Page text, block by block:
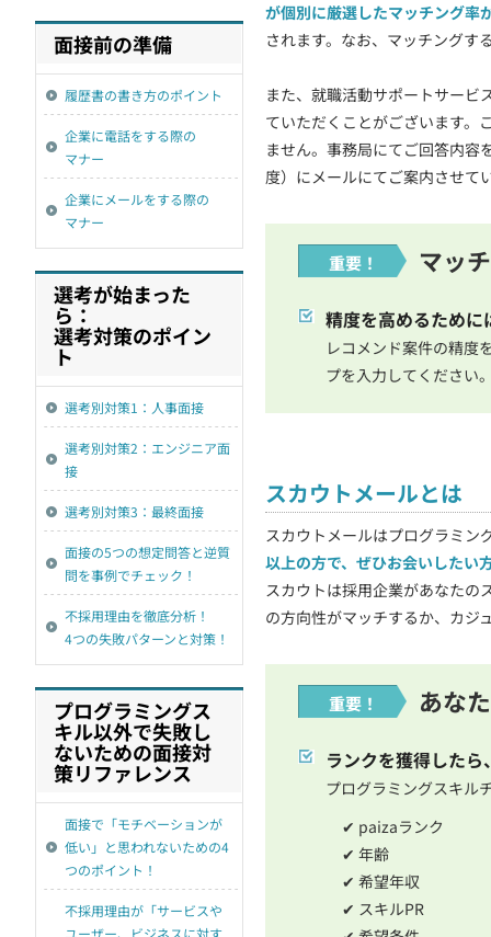
が個別に厳選したマッチング率
されます。なお、マッチングす
また、就職活動サポートサービ
ていただくことがございます。
ません。事務局にてご回答内容
度）にメールにてご案内させて
重要！ マッ
精度を高めるために
レコメンド案件の精度
プを入力してください
スカウトメールとは
スカウトメールはプログラミン
以上の方で、ぜひお会いしたい
スカウトは採用企業があなたの
の方向性がマッチするか、カジ
重要！ あな
ランクを獲得した
プログラミングスキル
✔ paizaランク
✔ 年齢
✔ 希望年収
✔ スキルPR
面接前の準備
履歴書の書き方のポイント
企業に電話をする際の
マナー
企業にメールをする際の
マナー
選考が始まった
ら：
選考対策のポイン
ト
選考別対策1：人事面接
選考別対策2：エンジニア面
接
選考別対策3：最終面接
面接の5つの想定問答と逆質
問を事例でチェック！
不採用理由を徹底分析！
4つの失敗パターンと対策！
プログラミングス
キル以外で失敗し
ないための面接対
策リファレンス
面接で「モチベーションが
低い」と思われないための4
つのポイント！
不採用理由が「サービスや
ユーザー、ビジネスに対す